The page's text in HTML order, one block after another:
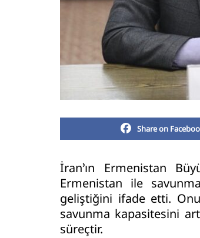
Share on
İran’ın Ermenistan
Ermenistan ile
geliştiğini ifade etti.
savunma kapasitesini
süreçtir.